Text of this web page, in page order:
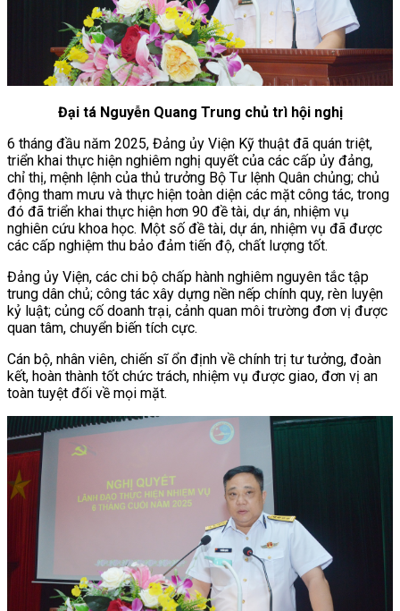
Đại tá Nguyễn Quang Trung chủ trì hội nghị
6 tháng đầu năm 2025, Đảng ủy Viện Kỹ thuật đã quán triệt,
triển khai thực hiện nghiêm nghị quyết của các cấp ủy đảng,
chỉ thị, mệnh lệnh của thủ trưởng Bộ Tư lệnh Quân chủng; chủ
động tham mưu và thực hiện toàn diện các mặt công tác, trong
đó đã triển khai thực hiện hơn 90 đề tài, dự án, nhiệm vụ
nghiên cứu khoa học. Một số đề tài, dự án, nhiệm vụ đã được
các cấp nghiệm thu bảo đảm tiến độ, chất lượng tốt.
Đảng ủy Viện, các chi bộ chấp hành nghiêm nguyên tắc tập
trung dân chủ; công tác xây dựng nền nếp chính quy, rèn luyện
kỷ luật; củng cố doanh trại, cảnh quan môi trường đơn vị được
quan tâm, chuyển biến tích cực.
Cán bộ, nhân viên, chiến sĩ ổn định về chính trị tư tưởng, đoàn
kết, hoàn thành tốt chức trách, nhiệm vụ được giao, đơn vị an
toàn tuyệt đối về mọi mặt.